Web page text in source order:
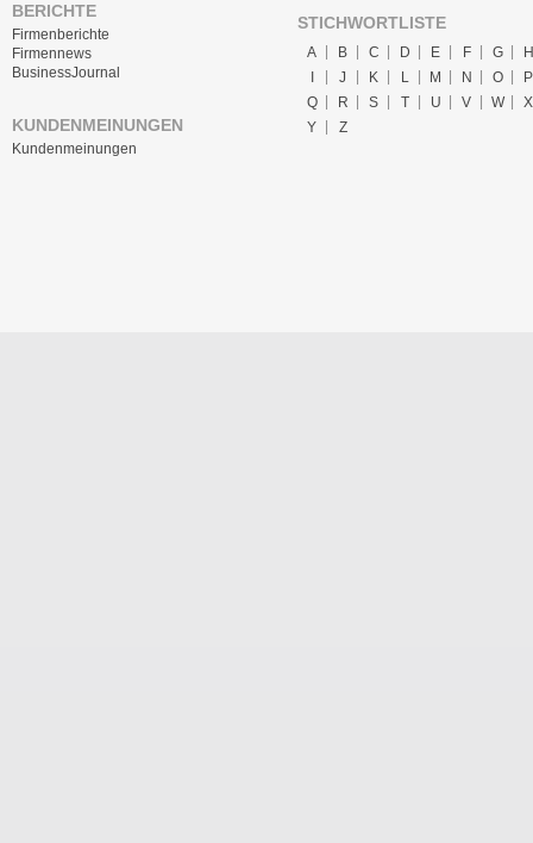
BERICHTE
Firmenberichte
Firmennews
BusinessJournal
KUNDENMEINUNGEN
Kundenmeinungen
STICHWORTLISTE
A B C D E F G
H
J K L M N O
P
Q
R S T U V W
X
Y
Z